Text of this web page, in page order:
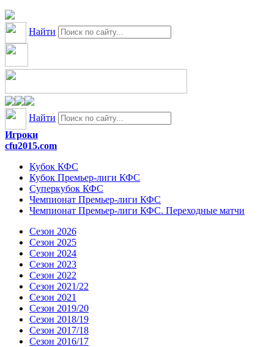
Найти
Найти
Игроки
cfu2015.com
Кубок КФС
Кубок Премьер-лиги КФС
Суперкубок КФС
Чемпионат Премьер-лиги КФС
Чемпионат Премьер-лиги КФС. Переходные матчи
Сезон 2026
Сезон 2025
Сезон 2024
Сезон 2023
Сезон 2022
Сезон 2021/22
Сезон 2021
Сезон 2019/20
Сезон 2018/19
Сезон 2017/18
Сезон 2016/17